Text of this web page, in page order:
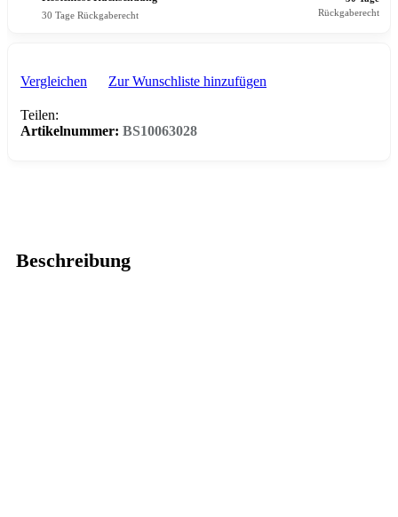
30 Tage Rückgaberecht
Rückgaberecht
Vergleichen Zur Wunschliste hinzufügen
Teilen:
Artikelnummer: BS10063028
Beschreibung